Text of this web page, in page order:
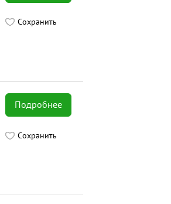
Сохранить
Подробнее
Сохранить